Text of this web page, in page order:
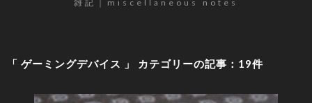
ゲーミングデバイス (19)
雑記｜miscellaneous notes
「 ゲーミングデバイス 」 カテゴリーの記事：19件